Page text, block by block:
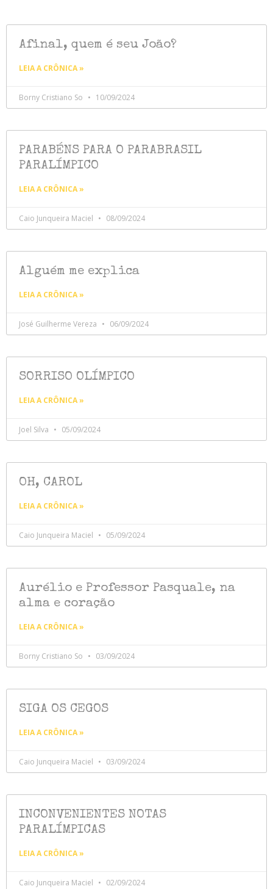
Afinal, quem é seu João?
LEIA A CRÔNICA »
Borny Cristiano So 10/09/2024
PARABÉNS PARA O PARABRASIL
PARALÍMPICO
LEIA A CRÔNICA »
Caio Junqueira Maciel 08/09/2024
Alguém me explica
LEIA A CRÔNICA »
José Guilherme Vereza 06/09/2024
SORRISO OLÍMPICO
LEIA A CRÔNICA »
Joel Silva 05/09/2024
OH, CAROL
LEIA A CRÔNICA »
Caio Junqueira Maciel 05/09/2024
Aurélio e Professor Pasquale, na
alma e coração
LEIA A CRÔNICA »
Borny Cristiano So 03/09/2024
SIGA OS CEGOS
LEIA A CRÔNICA »
Caio Junqueira Maciel 03/09/2024
INCONVENIENTES NOTAS
PARALÍMPICAS
LEIA A CRÔNICA »
Caio Junqueira Maciel 02/09/2024